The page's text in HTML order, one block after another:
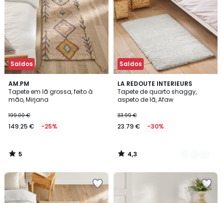
Saldos
AM.PM
Tapete em lã grossa, feito à
mão, Mirjana
199.00 €
149.25 € -25%
5
/
5
5
/
Saldos
LA REDOUTE INTERIEURS
Tapete de quarto shaggy,
aspeto de lã, Afaw
33.99 €
23.79 € -30%
4,3
/ 5
2
Cores
4,3
/